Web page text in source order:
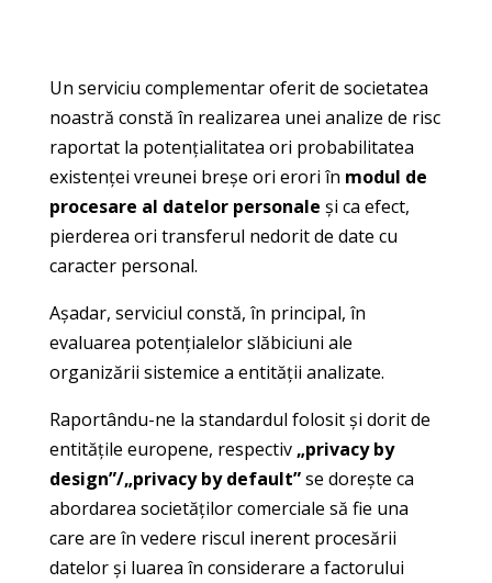
Un serviciu complementar oferit de societatea
noastră constă în realizarea unei analize de risc
raportat la potențialitatea ori probabilitatea
existenței vreunei breșe ori erori în modul de
procesare al datelor personale și ca efect,
pierderea ori transferul nedorit de date cu
caracter personal.
Așadar, serviciul constă, în principal, în
evaluarea potențialelor slăbiciuni ale
organizării sistemice a entității analizate.
Raportându-ne la standardul folosit și dorit de
entitățile europene, respectiv „privacy by
design”/„privacy by default”se dorește ca
abordarea societăților comerciale să fie una
care are în vedere riscul inerent procesării
datelor și luarea în considerare a factorului